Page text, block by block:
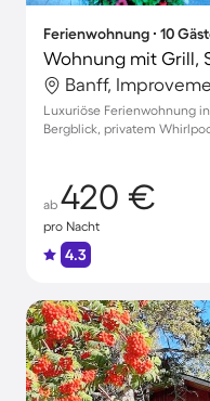
Ferienwohnung ∙ 10
Banff,
Luxuriöse Ferienwohnung
Bergblick, privatem
ab 420 €
pro Nacht
4.3